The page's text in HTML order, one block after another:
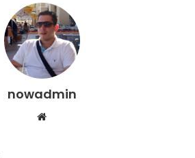
nowadmin
Website